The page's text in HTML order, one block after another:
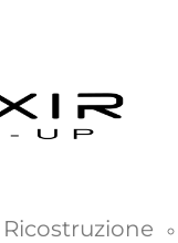
Ricostruzione